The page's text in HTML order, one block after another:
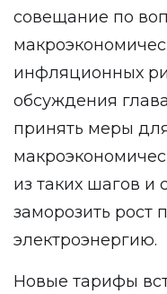
совещание по
инфляционных
обсуждения
принять меры
из таких шагов и
заморозить рост
электроэнергию.
Новые тарифы